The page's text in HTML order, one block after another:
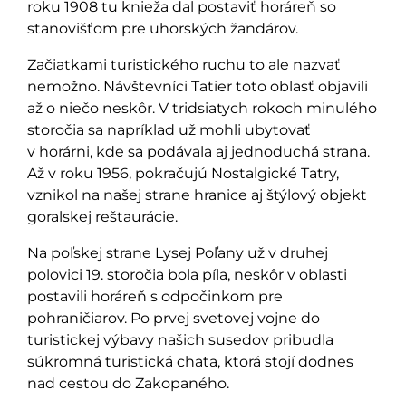
roku 1908 tu knieža dal postaviť horáreň so
stanovišťom pre uhorských žandárov.
Začiatkami turistického ruchu to ale nazvať
nemožno. Návštevníci Tatier toto oblasť objavili
až o niečo neskôr. V tridsiatych rokoch minulého
storočia sa napríklad už mohli ubytovať
v horárni, kde sa podávala aj jednoduchá strana.
Až v roku 1956, pokračujú Nostalgické Tatry,
vznikol na našej strane hranice aj štýlový objekt
goralskej reštaurácie.
Na poľskej strane Lysej Poľany už v druhej
polovici 19. storočia bola píla, neskôr v oblasti
postavili horáreň s odpočinkom pre
pohraničiarov. Po prvej svetovej vojne do
turistickej výbavy našich susedov pribudla
súkromná turistická chata, ktorá stojí dodnes
nad cestou do Zakopaného.